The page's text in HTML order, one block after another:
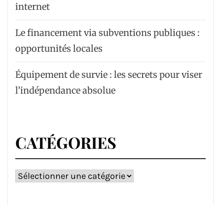
internet
Le financement via subventions publiques :
opportunités locales
Équipement de survie : les secrets pour viser
l’indépendance absolue
CATÉGORIES
Catégories